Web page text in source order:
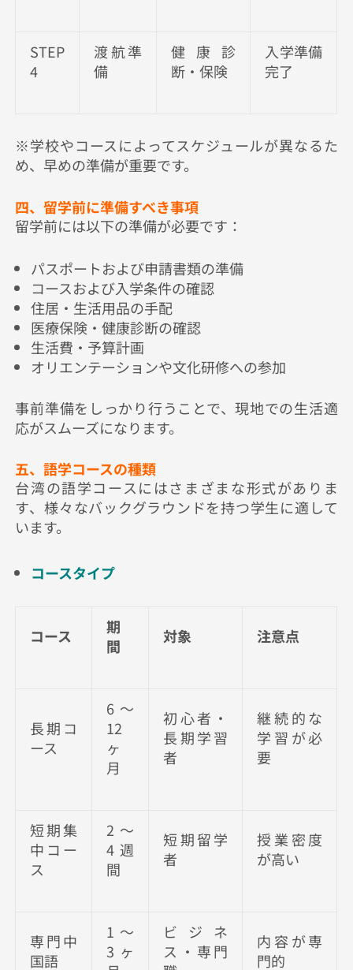
STEP
4
渡航準
備
健康診
断・保険
入学準備
完了
※学校やコースによってスケジュールが異なるた
め、早めの準備が重要です。
四、留学前に準備すべき事項
留学前には以下の準備が必要です：
パスポートおよび申請書類の準備
コースおよび入学条件の確認
住居・生活用品の手配
医療保険・健康診断の確認
生活費・予算計画
オリエンテーションや文化研修への参加
事前準備をしっかり行うことで、現地での生活適
応がスムーズになります。
五、語学コースの種類
台湾の語学コースにはさまざまな形式がありま
す、様々なバックグラウンドを持つ学生に適して
います。
コースタイプ
コース
期
間
対象 注意点
長期コ
ース
6〜
12
ヶ
月
初心者・
長期学習
者
継続的な
学習が必
要
短期集
中コー
ス
2〜
4週
間
短期留学
者
授業密度
が高い
専門中
国語
1〜
3ヶ
ビジネ
ス・専門
内容が専
門的